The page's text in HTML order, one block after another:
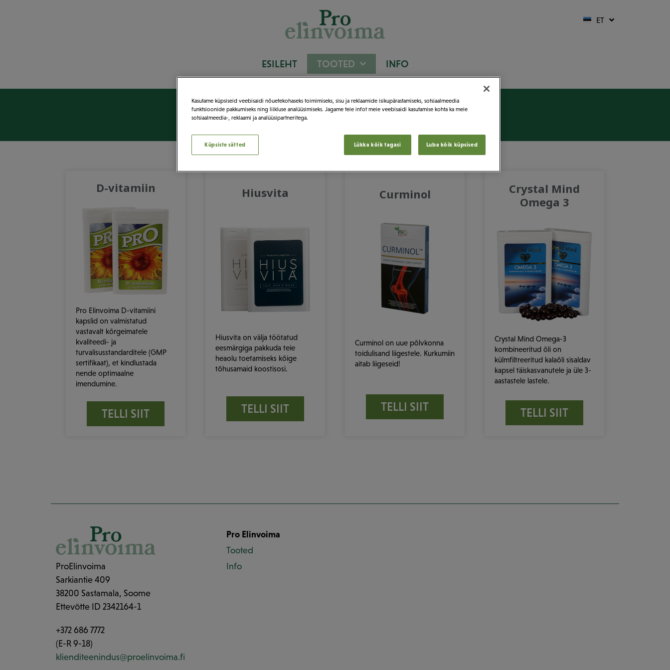
ET
FI
ESILEHT TOOTED INFO
Tooted
D-vitamiin
Pro Elinvoima D-vitamiini
kapslid on valmistatud
vastavalt kõrgeimatele
kvaliteedi- ja
turvalisusstandarditele (GMP
sertifikaat), et kindlustada
nende optimaalne
imendumine.
TELLI SIIT
Hiusvita
Hiusvita on välja töötatud
eesmärgiga pakkuda teie
heaolu toetamiseks kõige
tõhusamaid koostisosi.
TELLI SIIT
Curminol
Curminol on uue põlvkonna
toidulisand liigestele. Kurkumiin
aitab liigeseid!
TELLI SIIT
Crystal Mind
Omega 3
Crystal Mind Omega-3
kombineeritud õli on
külmfiltreeritud kalaõli sisaldav
kapsel täiskasvanutele ja üle 3-
aastastele lastele.
TELLI SIIT
ProElinvoima
Sarkiantie 409
38200 Sastamala, Soome
Ettevõtte ID 2342164-1
+372 686 7772
(E-R 9-18)
klienditeenindus@proelinvoima.fi
Pro Elinvoima
Tooted
Info
Kasutame küpsiseid veebisaidi nõuetekohaseks toimimiseks, sisu ja reklaamide isikupärastamiseks, sotsiaalmeedia
funktsioonide pakkumiseks ning liikluse analüüsimiseks. Jagame teie infot meie veebisaidi kasutamise kohta ka meie
sotsiaalmeedia-, reklaami ja analüüsipartneritega.
Lükka kõik tagasi Luba kõik küpsised
Küpsiste sätted